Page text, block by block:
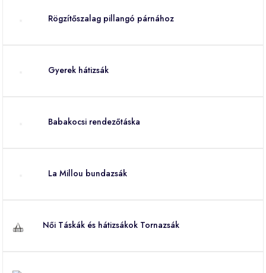
Rögzítőszalag pillangó párnához
Gyerek hátizsák
Babakocsi rendezőtáska
La Millou bundazsák
Női Táskák és hátizsákok Tornazsák